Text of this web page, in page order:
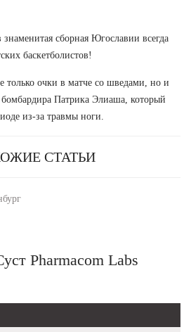
сборная Югославии всегда
баскетболистов!
только очки в матче со шведами, но и
бомбардира Патрика Элиаша, который
из-за травмы ноги.
СТАТЬИ
Pharmacom Labs